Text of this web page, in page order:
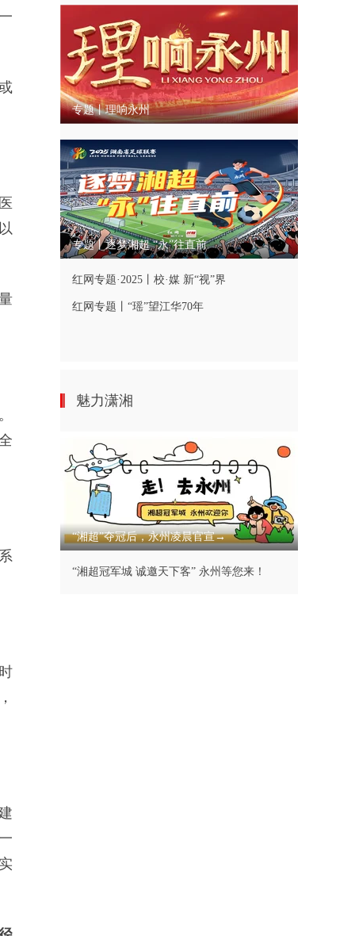
专题丨理响永州
专题丨逐梦湘超 “永”往直前
红网专题·2025丨校·媒 新“视”界
红网专题丨“瑶”望江华70年
魅力潇湘
“湘超”夺冠后，永州凌晨官宣→
“湘超冠军城 诚邀天下客” 永州等您来！